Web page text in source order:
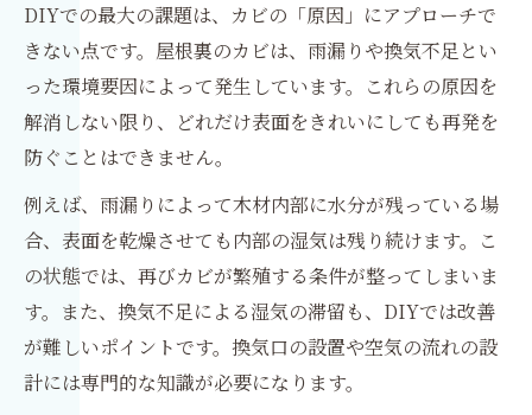
DIYでの最大の課題は、カビの「原因」にアプローチで
きない点です。屋根裏のカビは、雨漏りや換気不足とい
った環境要因によって発生しています。これらの原因を
解消しない限り、どれだけ表面をきれいにしても再発を
防ぐことはできません。
例えば、雨漏りによって木材内部に水分が残っている場
合、表面を乾燥させても内部の湿気は残り続けます。こ
の状態では、再びカビが繁殖する条件が整ってしまいま
す。また、換気不足による湿気の滞留も、DIYでは改善
が難しいポイントです。換気口の設置や空気の流れの設
計には専門的な知識が必要になります。